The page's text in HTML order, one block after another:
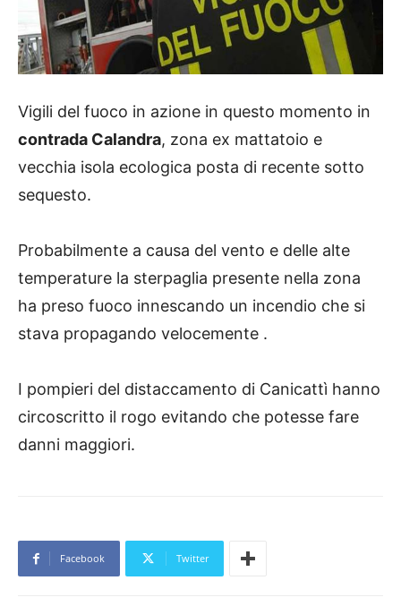
Vigili del fuoco in azione in questo momento in
contrada Calandra, zona ex mattatoio e
vecchia isola ecologica posta di recente sotto
sequesto.
Probabilmente a causa del vento e delle alte
temperature la sterpaglia presente nella zona
ha preso fuoco innescando un incendio che si
stava propagando velocemente .
I pompieri del distaccamento di Canicattì hanno
circoscritto il rogo evitando che potesse fare
danni maggiori.
Facebook Twitter